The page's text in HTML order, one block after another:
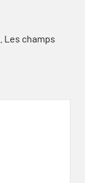
Les champs